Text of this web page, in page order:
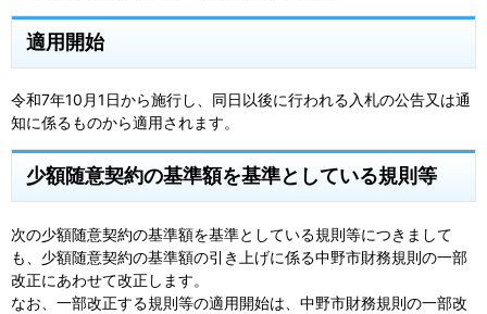
適用開始
令和7年10月1日から施行し、同日以後に行われる入札の公告又は通
知に係るものから適用されます。
少額随意契約の基準額を基準としている規則等
次の少額随意契約の基準額を基準としている規則等につきまして
も、少額随意契約の基準額の引き上げに係る中野市財務規則の一部
改正にあわせて改正します。
なお、一部改正する規則等の適用開始は、中野市財務規則の一部改